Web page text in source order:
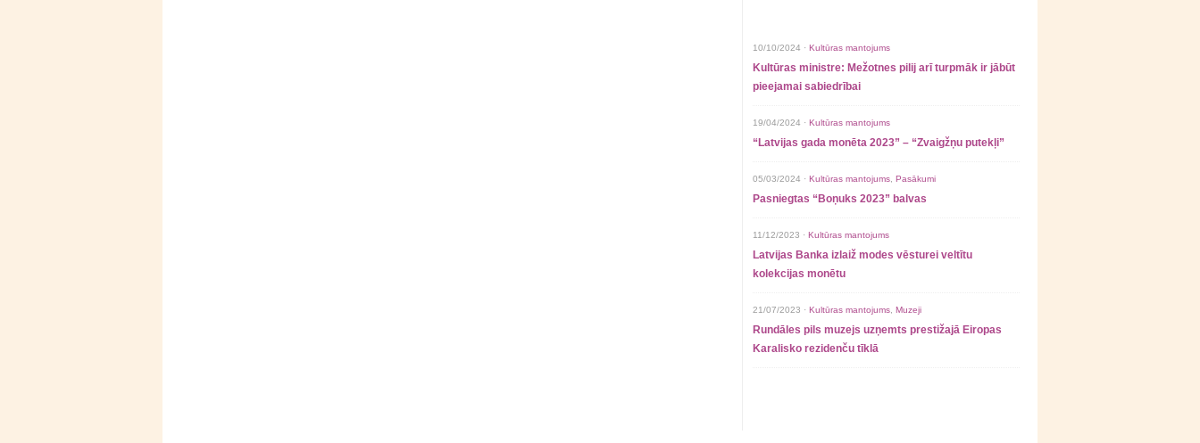
10/10/2024 · Kultūras mantojums
Kultūras ministre: Mežotnes pilij arī turpmāk ir jābūt
pieejamai sabiedrībai
19/04/2024 · Kultūras mantojums
“Latvijas gada monēta 2023” – “Zvaigžņu putekļi”
05/03/2024 · Kultūras mantojums Pasākumi
Pasniegtas “Boņuks 2023” balvas
11/12/2023 · Kultūras mantojums
Latvijas Banka izlaiž modes vēsturei veltītu
kolekcijas monētu
21/07/2023 · Kultūras mantojums Muzeji
Rundāles pils muzejs uzņemts prestižajā Eiropas
Karalisko rezidenču tīklā